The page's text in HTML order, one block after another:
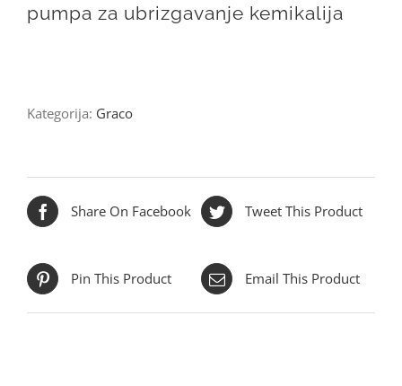
pumpa za ubrizgavanje kemikalija
Kategorija: Graco
Share On Facebook Tweet This Product
Pin This Product Email This Product